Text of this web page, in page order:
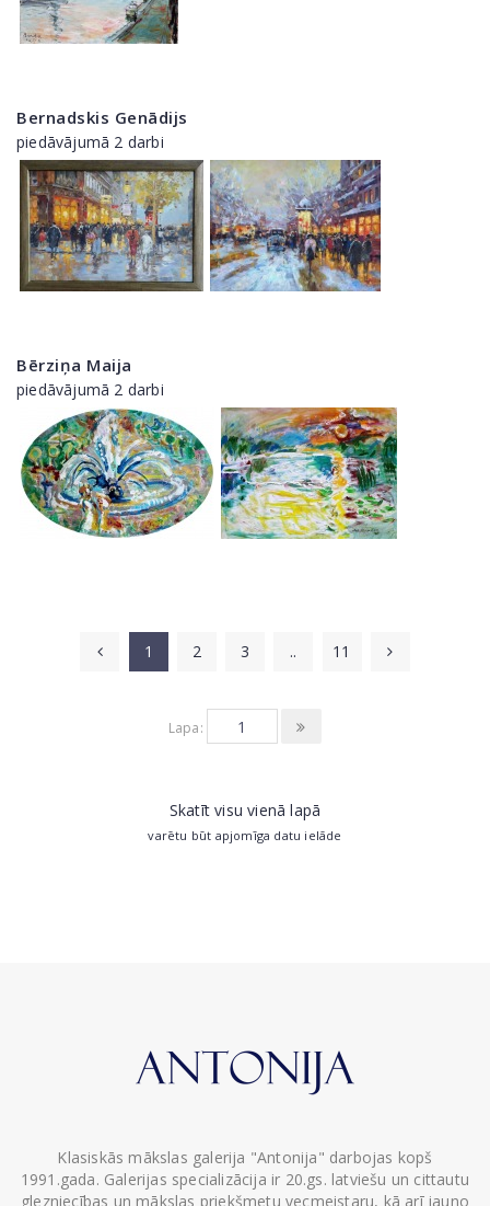
Bernadskis Genādijs
piedāvājumā 2 darbi
Bērziņa Maija
piedāvājumā 2 darbi
1 2 3 .. 11
Lapa:
Skatīt visu vienā lapā
varētu būt apjomīga datu ielāde
Klasiskās mākslas galerija "Antonija" darbojas kopš
1991.gada. Galerijas specializācija ir 20.gs. latviešu un cittautu
glezniecības un mākslas priekšmetu vecmeistaru, kā arī jauno